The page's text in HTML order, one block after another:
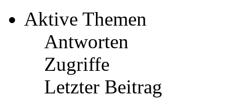
Aktive Themen
Antworten
Zugriffe
Letzter Beitrag